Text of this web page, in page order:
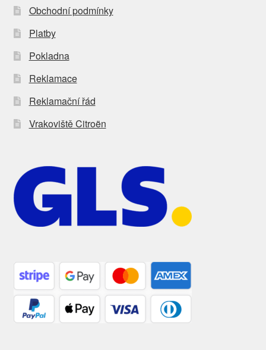
Obchodní podmínky
Platby
Pokladna
Reklamace
Reklamační řád
Vrakoviště Citroën